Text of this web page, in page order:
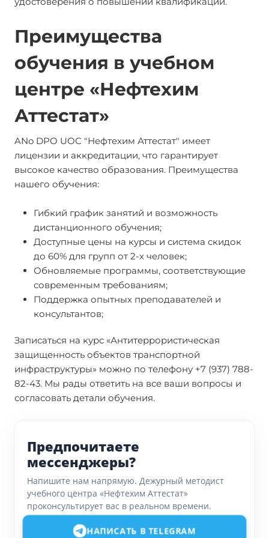
Преимущества
обучения в учебном
центре «Нефтехим
Аттестат»
ANo DPO UOC "Нефтехим Аттестат" имеет
лицензии и аккредитации, что гарантирует
высокое качество образования. Преимущества
нашего обучения:
Гибкий график занятий и возможность
дистанционного обучения;
Доступные цены на курсы и система скидок
до 60% для групп от 2-х человек;
Обновляемые программы, соответствующие
современным требованиям;
Поддержка опытных преподавателей и
консультантов;
Записаться на курс «Антитеррористическая
защищенность объектов транспортной
инфраструктуры» можно по телефону +7 (937) 788-
82-43. Мы рады ответить на все ваши вопросы и
согласовать детали обучения.
Предпочитаете
мессенджеры?
Напишите нам напрямую. Дежурный методист
учебного центра «Нефтехим Аттестат»
проконсультирует вас в реальном времени.
НАПИСАТЬ В TELEGRAM